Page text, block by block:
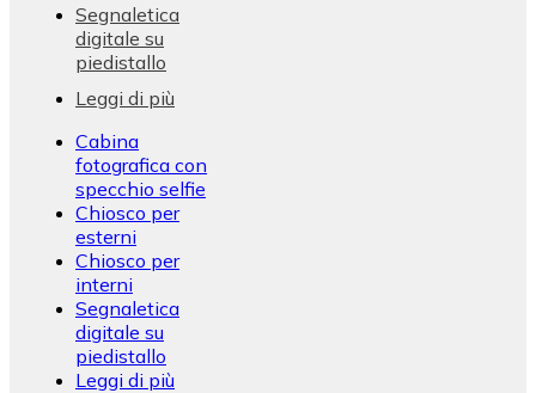
Segnaletica
digitale su
piedistallo
Leggi di più
Cabina
fotografica con
specchio selfie
Chiosco per
esterni
Chiosco per
interni
Segnaletica
digitale su
piedistallo
Leggi di più